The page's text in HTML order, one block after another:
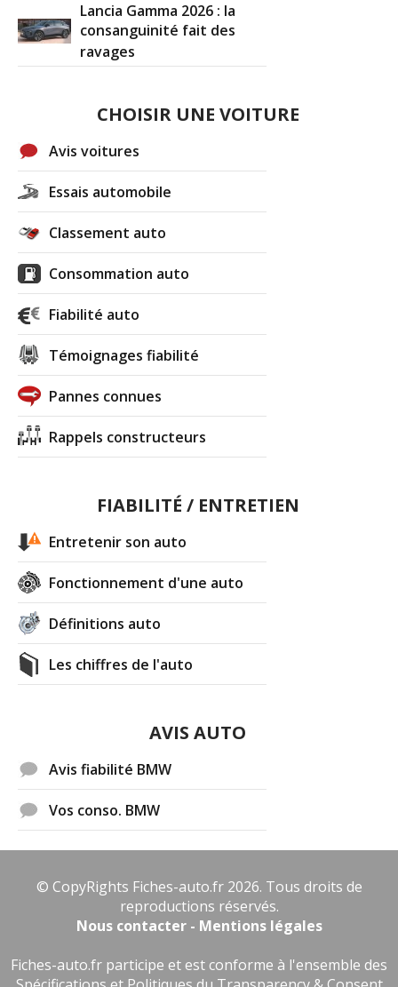
Lancia Gamma 2026 : la
consanguinité fait des
ravages
CHOISIR UNE VOITURE
Avis voitures
Essais automobile
Classement auto
Consommation auto
Fiabilité auto
Témoignages fiabilité
Pannes connues
Rappels constructeurs
FIABILITÉ / ENTRETIEN
Entretenir son auto
Fonctionnement d'une auto
Définitions auto
Les chiffres de l'auto
AVIS AUTO
Avis fiabilité BMW
Vos conso. BMW
© CopyRights Fiches-auto.fr 2026. Tous droits de
reproductions réservés.
Nous contacter - Mentions légales
Fiches-auto.fr participe et est conforme à l'ensemble des